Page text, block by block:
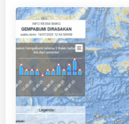
e
l
a
m
D
a
l
a
m
n
t
s
S
e
a
m
B
i
n